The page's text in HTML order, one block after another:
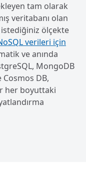
tam olarak
veritabanı olan
istediğiniz ölçekte
verileri için
ve anında
MongoDB
DB,
her boyuttaki